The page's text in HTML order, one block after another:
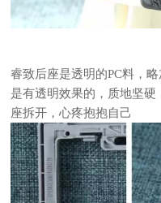
睿致后座是透明的PC料，
是有透明效果的，质地坚
座拆开，心疼抱抱自己